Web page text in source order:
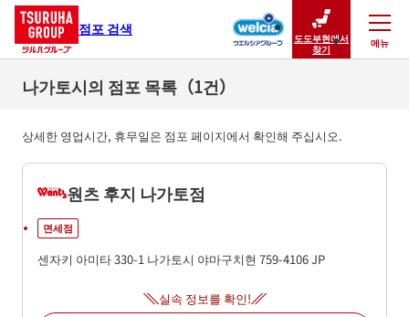
점포 검색
도도부현에서
찾기
메뉴
닫기
나가토시의 점포 목록（1건）
상세한 영업시간, 휴무일은 점포 페이지에서 확인해 주십시오.
원츠 후지 나가토점
면세점
센자키 아미타 330-1 나가토시 야마구치현 759-4106JP
실속 정보를 확인!